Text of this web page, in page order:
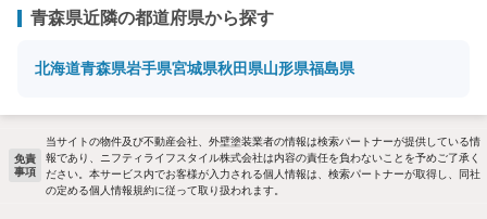
青森県近隣の都道府県から探す
北海道青森県岩手県宮城県秋田県山形県福島県
免責
事項
当サイトの物件及び不動産会社、外壁塗装業者の情報は検索パートナーが提供している情
報であり、ニフティライフスタイル株式会社は内容の責任を負わないことを予めご了承く
ださい。本サービス内でお客様が入力される個人情報は、検索パートナーが取得し、同社
の定める個人情報規約に従って取り扱われます。